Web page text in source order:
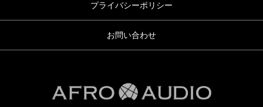
プライバシーポリシー
お問い合わせ